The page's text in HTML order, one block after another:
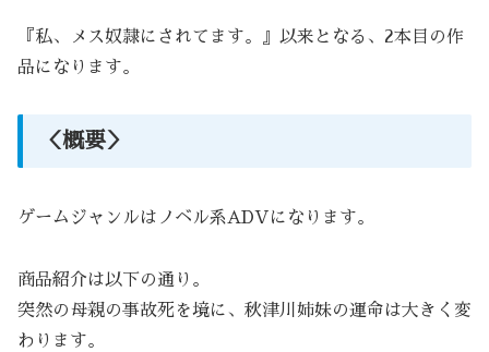
『私、メス奴隷にされてます。』以来となる、2本目の作
品になります。
＜概要＞
ゲームジャンルはノベル系ADVになります。
商品紹介は以下の通り。
突然の母親の事故死を境に、秋津川姉妹の運命は大きく変
わります。